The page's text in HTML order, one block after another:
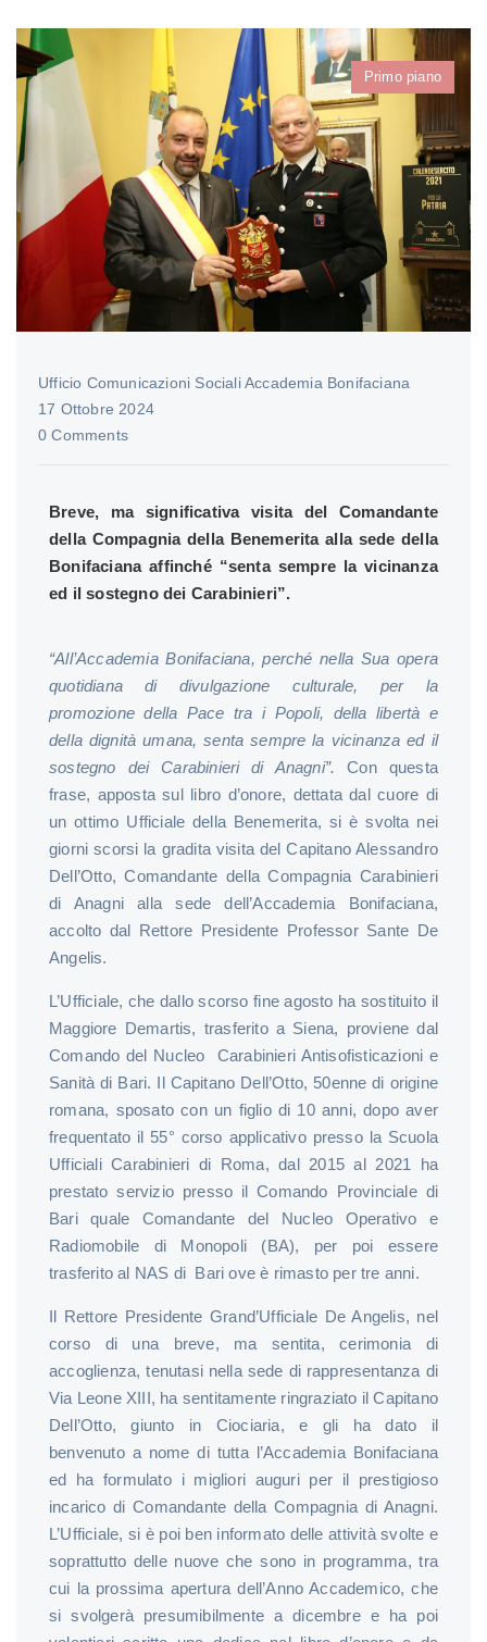
Primo piano
Ufficio Comunicazioni Sociali Accademia Bonifaciana
17 Ottobre 2024
0 Comments
Breve, ma significativa visita del Comandante
della Compagnia della Benemerita alla sede della
Bonifaciana affinché “senta sempre la vicinanza
ed il sostegno dei Carabinieri”.
“All’Accademia Bonifaciana, perché nella Sua opera
quotidiana di divulgazione culturale, per la
promozione della Pace tra i Popoli, della libertà e
della dignità umana, senta sempre la vicinanza ed il
sostegno dei Carabinieri di Anagni”. Con questa
frase, apposta sul libro d’onore, dettata dal cuore di
un ottimo Ufficiale della Benemerita, si è svolta nei
giorni scorsi la gradita visita del Capitano Alessandro
Dell’Otto, Comandante della Compagnia Carabinieri
di Anagni alla sede dell’Accademia Bonifaciana,
accolto dal Rettore Presidente Professor Sante De
Angelis.
L’Ufficiale, che dallo scorso fine agosto ha sostituito il
Maggiore Demartis, trasferito a Siena, proviene dal
Comando del Nucleo Carabinieri Antisofisticazioni e
Sanità di Bari. Il Capitano Dell’Otto, 50enne di origine
romana, sposato con un figlio di 10 anni, dopo aver
frequentato il 55° corso applicativo presso la Scuola
Ufficiali Carabinieri di Roma, dal 2015 al 2021 ha
prestato servizio presso il Comando Provinciale di
Bari quale Comandante del Nucleo Operativo e
Radiomobile di Monopoli (BA), per poi essere
trasferito al NAS di Bari ove è rimasto per tre anni.
Il Rettore Presidente Grand’Ufficiale De Angelis, nel
corso di una breve, ma sentita, cerimonia di
accoglienza, tenutasi nella sede di rappresentanza di
Via Leone XIII, ha sentitamente ringraziato il Capitano
Dell’Otto, giunto in Ciociaria, e gli ha dato il
benvenuto a nome di tutta l’Accademia Bonifaciana
ed ha formulato i migliori auguri per il prestigioso
incarico di Comandante della Compagnia di Anagni.
L’Ufficiale, si è poi ben informato delle attività svolte e
soprattutto delle nuove che sono in programma, tra
cui la prossima apertura dell’Anno Accademico, che
si svolgerà presumibilmente a dicembre e ha poi